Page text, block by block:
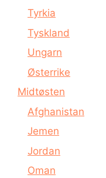
Tyrkia
Tyskland
Ungarn
Østerrike
Midtøsten
Afghanistan
Jemen
Jordan
Oman